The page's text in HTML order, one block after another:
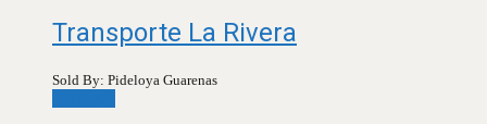
Transporte La Rivera
Sold By: Pideloya Guarenas